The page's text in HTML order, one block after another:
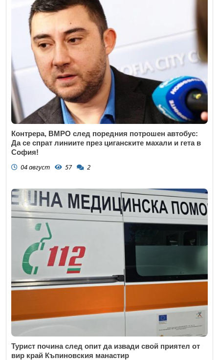
Контрера, ВМРО след поредния потрошен автобус:
Да се спрат линиите през циганските махали и гета в
София!
04 август 57 2
Турист почина след опит да извади свой приятел от
вир край Къпиновския манастир